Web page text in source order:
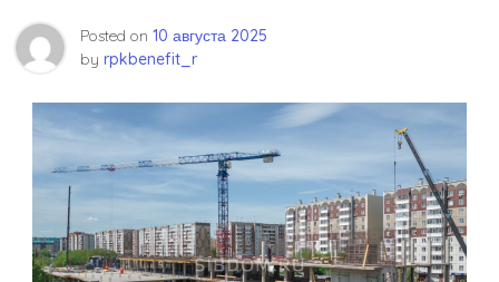
Posted on 10 августа 2025
by rpkbenefit_r